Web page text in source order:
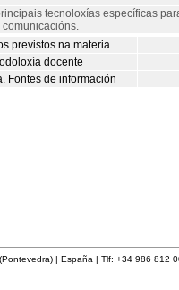
tecnoloxías específicas
previstos na materia
docente
Fontes de información
| España | Tlf: +34 986 812